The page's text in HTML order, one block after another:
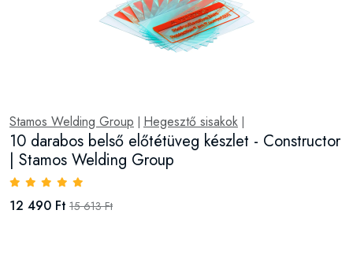
Stamos Welding Group Hegesztő sisakok
10 darabos belső előtétüveg készlet - Constructor
| Stamos Welding Group
12 490 Ft 15 613 Ft